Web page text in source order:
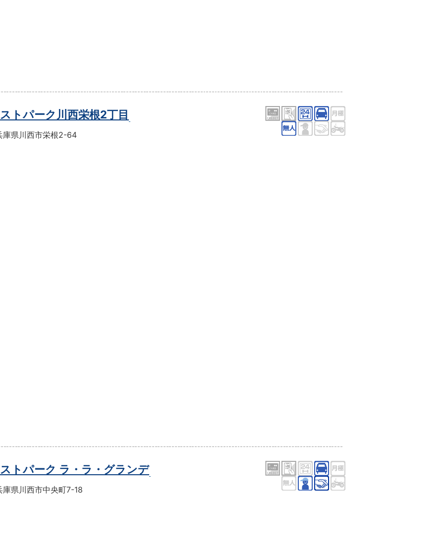
ストパーク川西栄根2丁目
庫県川西市栄根2-64
ストパーク ラ・ラ・グランデ
庫県川西市中央町7-18